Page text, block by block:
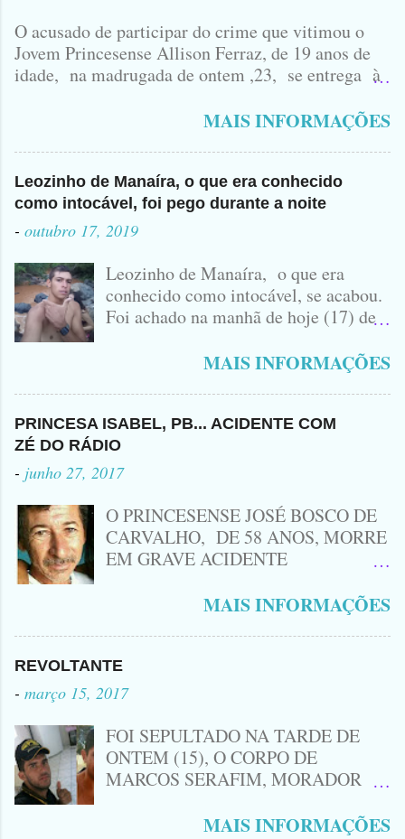
O acusado de participar do crime que vitimou o
Jovem Princesense Allison Ferraz, de 19 anos de
idade, na madrugada de ontem ,23, se entrega à
vulgo ( CORRÓ ) falou como tudo aconteceu ...
MAIS INFORMAÇÕES
Leozinho de Manaíra, o que era conhecido
como intocável, foi pego durante a noite
- outubro 17, 2019
Leozinho de Manaíra, o que era
conhecido como intocável, se acabou.
Foi achado na manhã de hoje (17) de
no Sertão da Paraíba, o Lendário
Leozinho . Segundo informações , o
Criminoso Leonardo, 22 anos, foi
atingido com disparo de calibre 12. O
Procurado pela Justiça havia matado
a Namorada dele, Fabrícia Nogueira ,
Peixeira. Ele deu mais de 10 Facadas
na Adolescente.
MAIS INFORMAÇÕES
PRINCESA ISABEL, PB... ACIDENTE COM
ZÉ DO RÁDIO
- junho 27, 2017
O PRINCESENSE JOSÉ BOSCO DE
CARVALHO, DE 58 ANOS, MORRE
EM GRAVE ACIDENTE
CINQUENTINHA SHINERAY E UM
VEÍCULO MONTANA, TRAGÉDIA
ACONTECEU AGORA A TARDE
PRÓXIMO A ENTRADA DE LAGOA
DA CRUZ, A VÍTIMA CONHECIDA
NO LOCAL... ZÉ DO RÁDIO COMO
ERA CONHECIDO TRABALHAVA
HÁ MUITOS ANOS COM
CONSERTOS DE EQUIPAMENTOS
ELETRÔNICOS COMO: RÁDIOS ,
MAIS INFORMAÇÕES
REVOLTANTE
- março 15, 2017
FOI SEPULTADO NA TARDE DE
ONTEM (15), O CORPO DE
MARCOS SERAFIM, MORADOR
DE SÃO JOÃO, O MESMO FOI
MAIS INFORMAÇÕES